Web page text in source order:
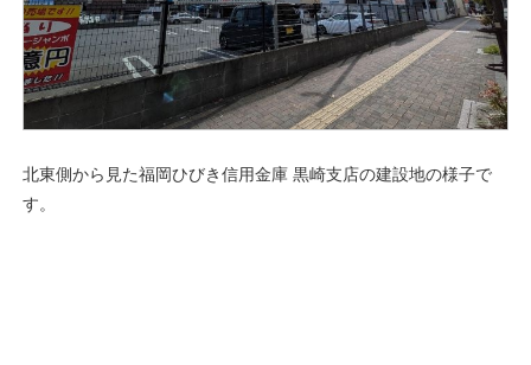
北東側から見た福岡ひびき信用金庫 黒崎支店の建設地の様子で
す。